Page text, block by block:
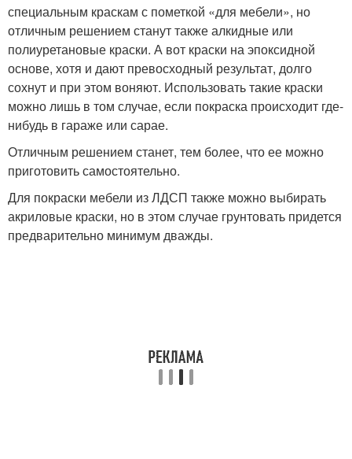
специальным краскам с пометкой «для мебели», но
отличным решением станут также алкидные или
полиуретановые краски. А вот краски на эпоксидной
основе, хотя и дают превосходный результат, долго
сохнут и при этом воняют. Использовать такие краски
можно лишь в том случае, если покраска происходит где-
нибудь в гараже или сарае.
Отличным решением станет, тем более, что ее можно
приготовить самостоятельно.
Для покраски мебели из ЛДСП также можно выбирать
акриловые краски, но в этом случае грунтовать придется
предварительно минимум дважды.